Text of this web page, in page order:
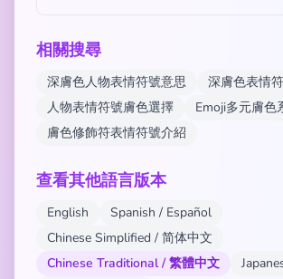
相關搜尋
深膚色人物表情符號意思
深膚色表情
人物表情符號膚色選擇
Emoji多元膚色
膚色修飾符表情符號介紹
查看其他語言版本
English
Spanish / Español
Chinese Simplified / 简体中文
Chinese Traditional / 繁體中文